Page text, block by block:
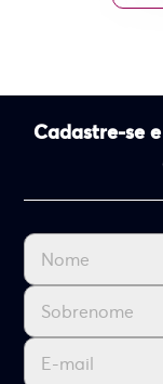
Cadastre-se